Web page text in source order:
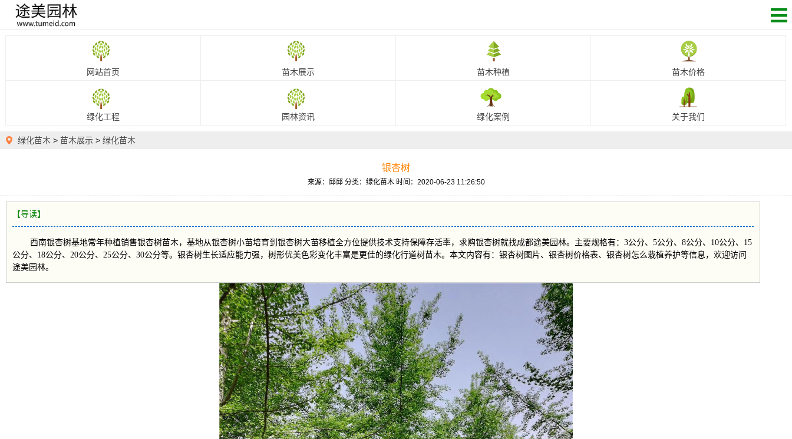
网站首页 苗木展示 苗木种植 苗木价格
绿化工程 园林资讯 绿化案例 关于我们
绿化苗木 > 苗木展示 > 绿化苗木
银杏树
来源：邱邱 分类：绿化苗木 时间：2020-06-23 11:26:50
【导读】
西南银杏树基地常年种植销售银杏树苗木，基地从银杏树小苗培育到银杏树大苗移植全方位提供技术支持保障存活率，求购银杏树就找成都途美园林。主要规格有：3公分、5公分、8公分、10公分、15
公分、18公分、20公分、25公分、30公分等。银杏树生长适应能力强，树形优美色彩变化丰富是更佳的绿化行道树苗木。本文内容有：银杏树图片、银杏树价格表、银杏树怎么栽植养护等信息，欢迎访问
途美园林。